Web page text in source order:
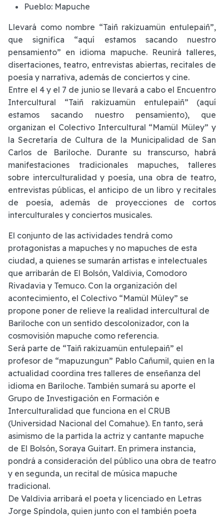
Pueblo: Mapuche
Llevará como nombre “Taiñ rakizuamün entulepaiñ”,
que significa “aquí estamos sacando nuestro
pensamiento” en idioma mapuche. Reunirá talleres,
disertaciones, teatro, entrevistas abiertas, recitales de
poesía y narrativa, además de conciertos y cine.
Entre el 4 y el 7 de junio se llevará a cabo el Encuentro
Intercultural “Taiñ rakizuamün entulepaiñ” (aquí
estamos sacando nuestro pensamiento), que
organizan el Colectivo Intercultural “Mamül Müley” y
la Secretaría de Cultura de la Municipalidad de San
Carlos de Bariloche. Durante su transcurso, habrá
manifestaciones tradicionales mapuches, talleres
sobre interculturalidad y poesía, una obra de teatro,
entrevistas públicas, el anticipo de un libro y recitales
de poesía, además de proyecciones de cortos
interculturales y conciertos musicales.
El conjunto de las actividades tendrá como
protagonistas a mapuches y no mapuches de esta
ciudad, a quienes se sumarán artistas e intelectuales
que arribarán de El Bolsón, Valdivia, Comodoro
Rivadavia y Temuco. Con la organización del
acontecimiento, el Colectivo “Mamül Müley” se
propone poner de relieve la realidad intercultural de
Bariloche con un sentido descolonizador, con la
cosmovisión mapuche como referencia.
Será parte de “Taiñ rakizuamün entulepaiñ” el
profesor de “mapuzungun” Pablo Cañumil, quien en la
actualidad coordina tres talleres de enseñanza del
idioma en Bariloche. También sumará su aporte el
Grupo de Investigación en Formación e
Interculturalidad que funciona en el CRUB
(Universidad Nacional del Comahue). En tanto, será
asimismo de la partida la actriz y cantante mapuche
de El Bolsón, Soraya Guitart. En primera instancia,
pondrá a consideración del público una obra de teatro
y en segunda, un recital de música mapuche
tradicional.
De Valdivia arribará el poeta y licenciado en Letras
Jorge Spíndola, quien junto con el también poeta